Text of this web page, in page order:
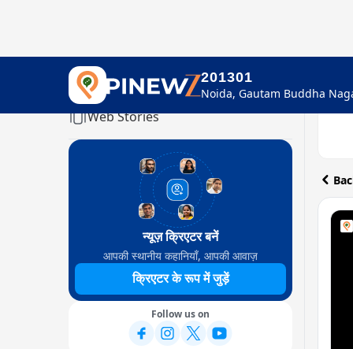
201301
Home
Web Stories
न्यूज़ क्रिएटर बनें
आपकी स्थानीय कहानियाँ, आपकी आवाज़
क्रिएटर के रूप में जुड़ें
Follow us on